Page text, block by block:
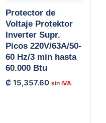
Protector de
Voltaje Protektor
Inverter Supr.
Picos 220V/63A/50-
60 Hz/3 min hasta
60.000 Btu
₡ 15,357.60